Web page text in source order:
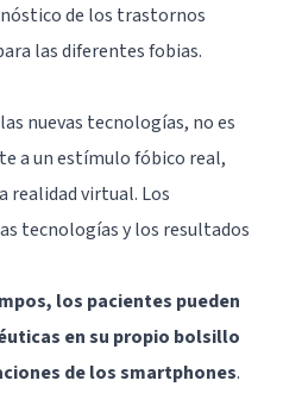
de los trastornos
las diferentes fobias.
nuevas tecnologías, no es
a un estímulo fóbico real,
realidad virtual. Los
tecnologías y los resultados
los pacientes pueden
en su propio bolsillo
de los smartphones.